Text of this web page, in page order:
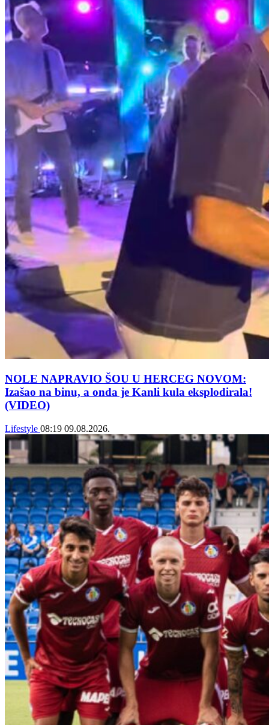
NOLE NAPRAVIO ŠOU U HERCEG NOVOM:
Izašao na binu, a onda je Kanli kula eksplodirala!
(VIDEO)
Lifestyle 08:19 09.08.2026.